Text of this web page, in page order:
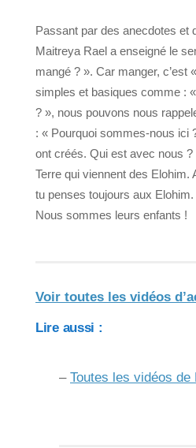
Passant par des anecdotes et
Maitreya Rael a enseigné le
mangé ? ». Car manger, c’est
simples et basiques comme :
? », nous pouvons nous
: « Pourquoi sommes-nous ici
ont créés. Qui est avec nous ?
Terre qui viennent des
tu penses toujours aux
Nous sommes leurs enfants !
Voir toutes les vidéos
Lire aussi :
– Toutes les vidéos